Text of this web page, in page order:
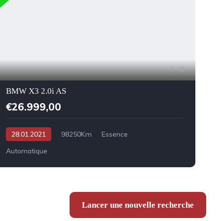
48
BMW X3 2.0i AS
€26.999,00
28.01.2021 98250Km
Essence
Automatique
Lancer une nouvelle recherche